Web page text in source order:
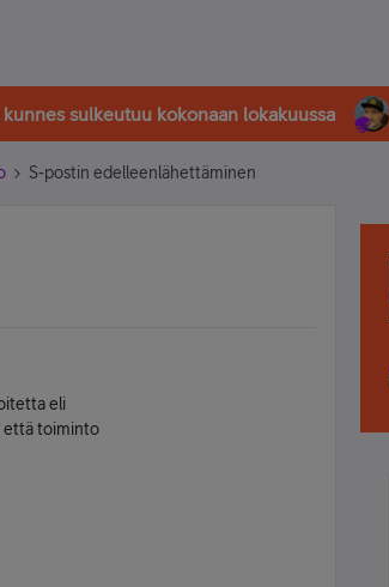
sulkeutuu kokonaan lokakuussa
S-postin edelleenlähettäminen
eli
että toiminto